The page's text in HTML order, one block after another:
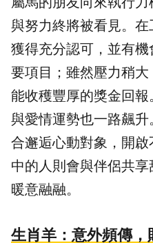
與努力終將被看見。
獲得充分認可，並有
要項目；雖然壓力稍
能收穫豐厚的獎金回
與愛情運勢也一路飆
合邂逅心動對象，開
中的人則會與伴侶共
暖意融融。
生肖羊：意外頻傳，